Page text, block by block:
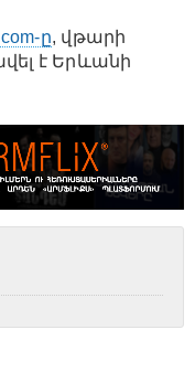
ը, վթարի
է Երևանի